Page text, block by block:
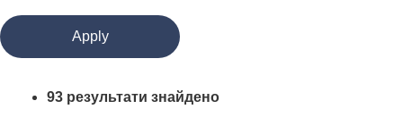
93 результати знайдено